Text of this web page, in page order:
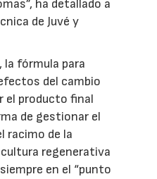
ha detallado a
de Juvé y
la fórmula para
del cambio
el producto final
de gestionar el
racimo de la
regenerativa
en el “punto